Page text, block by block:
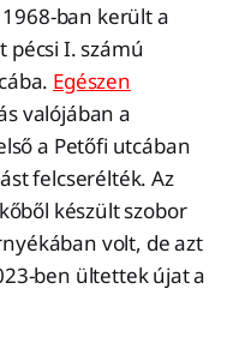
ban került a
pécsi I. számú
Egészen
valójában a
a Petőfi utcában
felcserélték. Az
készült szobor
volt, de azt
ben ültettek újat a